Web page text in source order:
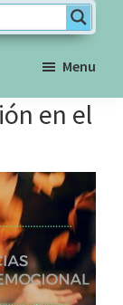
Menu
en el